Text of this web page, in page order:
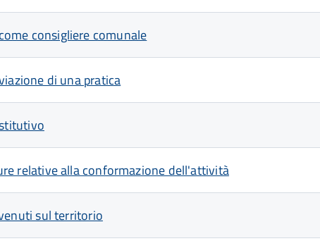
consigliere comunale
di una pratica
relative alla conformazione dell'attività
sul territorio